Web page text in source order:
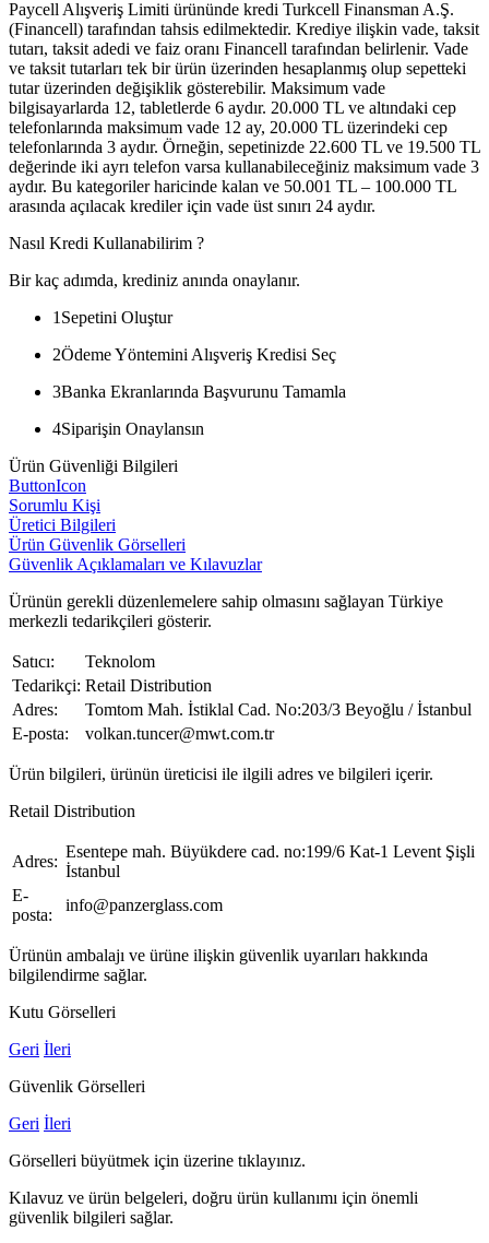
Paycell Alışveriş Limiti ürününde kredi Turkcell Finansman A.Ş.
(Financell) tarafından tahsis edilmektedir. Krediye ilişkin vade, taksit
tutarı, taksit adedi ve faiz oranı Financell tarafından belirlenir. Vade
ve taksit tutarları tek bir ürün üzerinden hesaplanmış olup sepetteki
tutar üzerinden değişiklik gösterebilir. Maksimum vade
bilgisayarlarda 12, tabletlerde 6 aydır. 20.000 TL ve altındaki cep
telefonlarında maksimum vade 12 ay, 20.000 TL üzerindeki cep
telefonlarında 3 aydır. Örneğin, sepetinizde 22.600 TL ve 19.500 TL
değerinde iki ayrı telefon varsa kullanabileceğiniz maksimum vade 3
aydır. Bu kategoriler haricinde kalan ve 50.001 TL – 100.000 TL
arasında açılacak krediler için vade üst sınırı 24 aydır.
Nasıl Kredi Kullanabilirim ?
Bir kaç adımda, krediniz anında onaylanır.
1 Sepetini Oluştur
2Ödeme Yöntemini Alışveriş Kredisi Seç
3Banka Ekranlarında Başvurunu Tamamla
4Siparişin Onaylansın
Ürün Güvenliği Bilgileri
ButtonIcon
Sorumlu Kişi
Üretici Bilgileri
Ürün Güvenlik Görselleri
Güvenlik Açıklamaları ve Kılavuzlar
Ürünün gerekli düzenlemelere sahip olmasını sağlayan Türkiye
merkezli tedarikçileri gösterir.
Satıcı:
Teknolom
Tedarikçi: Retail Distribution
Adres:
Tomtom Mah. İstiklal Cad. No:203/3 Beyoğlu / İstanbul
E-posta:
volkan.tuncer@mwt.com.tr
Ürün bilgileri, ürünün üreticisi ile ilgili adres ve bilgileri içerir.
Retail Distribution
Adres:
Esentepe mah. Büyükdere cad. no:199/6 Kat-1 Levent Şişli
İstanbul
E-
posta:
info@panzerglass.com
Ürünün ambalajı ve ürüne ilişkin güvenlik uyarıları hakkında
bilgilendirme sağlar.
Kutu Görselleri
Geri İleri
Güvenlik Görselleri
Geri İleri
Görselleri büyütmek için üzerine tıklayınız.
Kılavuz ve ürün belgeleri, doğru ürün kullanımı için önemli
güvenlik bilgileri sağlar.